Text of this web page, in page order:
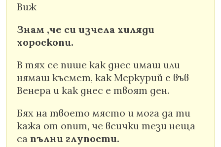
Виж
Знам ,че си изчела хиляди
хороскопи.
В тях се пише как днес имаш или
нямаш късмет, как Меркурий е във
Венера и как днес е твоят ден.
Бях на твоето място и мога да ти
кажа от опит, че всички тези неща
са пълни глупости.